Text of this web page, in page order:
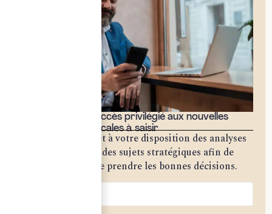
Bénéficiez d'un accès privilégié aux nouvelles
opportunités fiscales à saisir
Notre cabinet met à votre disposition des analyses
approfondies sur des sujets stratégiques afin de
vous permettre de prendre les bonnes décisions.